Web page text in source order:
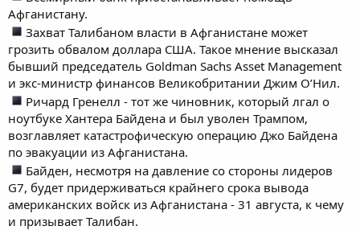
Афганистану.
Захват Талибаном власти в Афганистане может
грозить обвалом доллара США. Такое мнение высказал
бывший председатель Goldman Sachs Asset Management
и экс-министр финансов Великобритании Джим О’Нил.
Ричард Гренелл - тот же чиновник, который лгал о
ноутбуке Хантера Байдена и был уволен Трампом,
возглавляет катастрофическую операцию Джо Байдена
по эвакуации из Афганистана.
Байден, несмотря на давление со стороны лидеров
G7, будет придерживаться крайнего срока вывода
американских войск из Афганистана - 31 августа, к чему
и призывает Талибан.